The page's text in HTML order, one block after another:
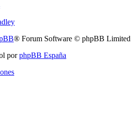
® Forum Software © phpBB Limited
porphpBB España